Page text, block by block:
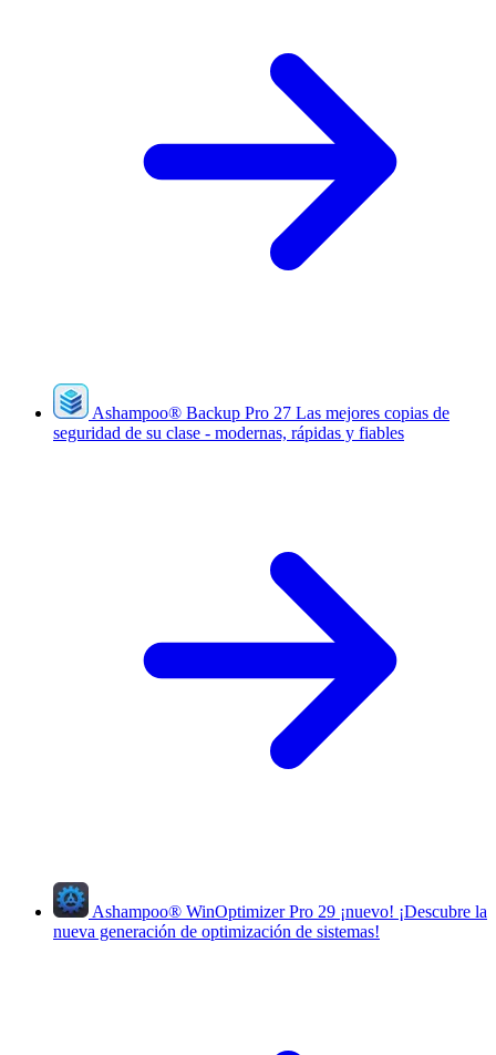
Ashampoo® Backup Pro 27 Las mejores copias de
seguridad de su clase - modernas, rápidas y fiables
Ashampoo® WinOptimizer Pro 29 ¡nuevo! ¡Descubre la
nueva generación de optimización de sistemas!